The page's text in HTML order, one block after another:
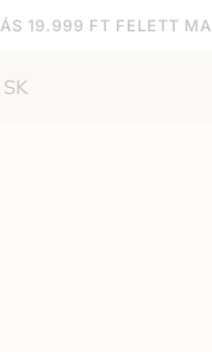
19.999 FT FELETT